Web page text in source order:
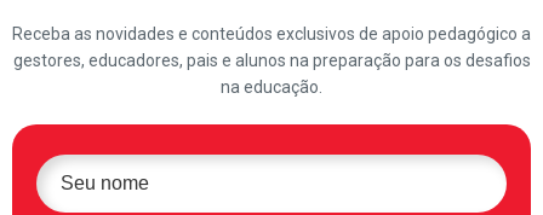
Receba as novidades e conteúdos exclusivos de apoio pedagógico a
gestores, educadores, pais e alunos na preparação para os desafios
na educação.